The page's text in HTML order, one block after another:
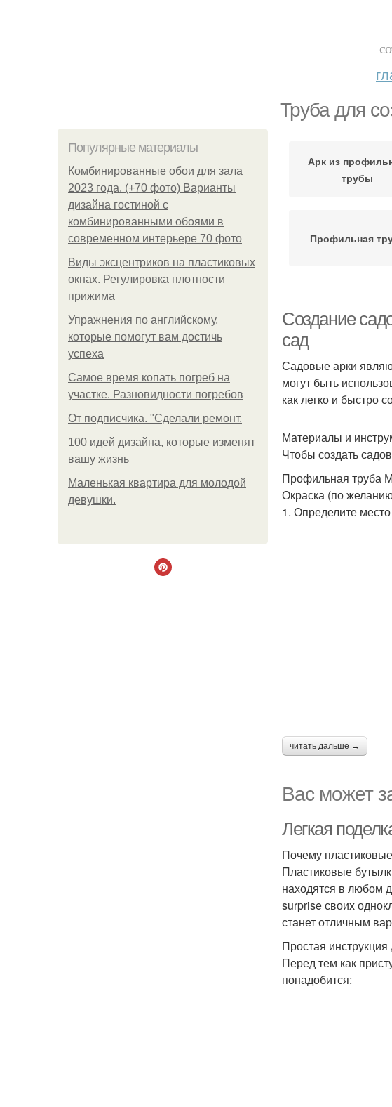
Труба для
Популярные материалы
Комбинированные обои для зала
2023 года. (+70 фото) Варианты
дизайна гостиной с
комбинированными обоями в
современном интерьере 70 фото
Виды эксцентриков на пластиковых
окнах. Регулировка плотности
прижима
Упражнения по английскому,
которые помогут вам достичь
успеха
Самое время копать погреб на
участке. Разновидности погребов
От подписчика. "Сделали ремонт.
100 идей дизайна, которые изменят
вашу жизнь
Маленькая квартира для молодой
девушки.
Арк из
трубы
Профильная
Создание
сад
Садовые арки
могут быть
как легко и быстро
Материалы и
Чтобы создать
Профильная труба
Окраска (по
1. Определите
читать дальше →
Вас может
Легкая
Почему
Пластиковые
находятся в любом
surprise своих
станет отличным
Простая
Перед тем как
понадобится: